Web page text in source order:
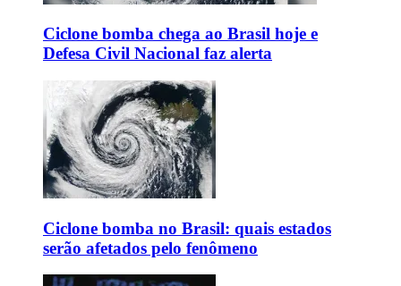
Ciclone bomba chega ao Brasil hoje e
Defesa Civil Nacional faz alerta
Ciclone bomba no Brasil: quais estados
serão afetados pelo fenômeno